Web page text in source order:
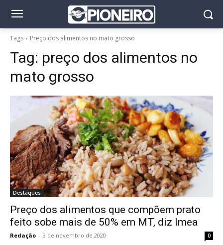
Tags Preço dos alimentos no mato grosso
Tag: preço dos alimentos no
mato grosso
Destaques
Preço dos alimentos que compõem prato
feito sobe mais de 50% em MT, diz Imea
Redação - 3 de novembro de 2020 0